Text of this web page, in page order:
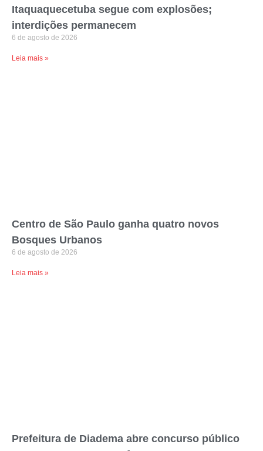
Itaquaquecetuba segue com explosões;
interdições permanecem
6 de agosto de 2026
Leia mais »
Centro de São Paulo ganha quatro novos
Bosques Urbanos
6 de agosto de 2026
Leia mais »
Prefeitura de Diadema abre concurso público